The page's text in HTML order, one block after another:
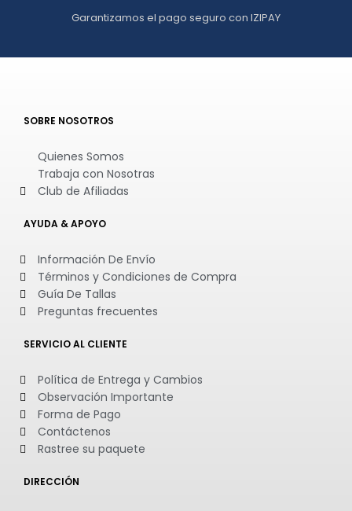
Garantizamos el pago seguro con IZIPAY
SOBRE NOSOTROS
Quienes Somos
Trabaja con Nosotras
Club de Afiliadas
AYUDA & APOYO
Información De Envío
Términos y Condiciones de Compra
Guía De Tallas
Preguntas frecuentes
SERVICIO AL CLIENTE
Política de Entrega y Cambios
Observación Importante
Forma de Pago
Contáctenos
Rastree su paquete
DIRECCIÓN